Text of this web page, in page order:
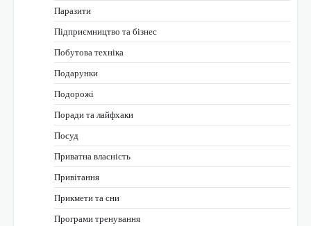
Паразити
Підприємництво та бізнес
Побутова техніка
Подарунки
Подорожі
Поради та лайфхаки
Посуд
Приватна власність
Привітання
Прикмети та сни
Програми тренування